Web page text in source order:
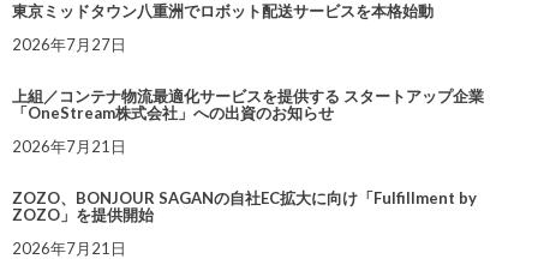
東京ミッドタウン八重洲でロボット配送サービスを本格始動
2026年7月27日
上組／コンテナ物流最適化サービスを提供する スタートアップ企業
「OneStream株式会社」への出資のお知らせ
2026年7月21日
ZOZO、BONJOUR SAGANの自社EC拡大に向け「Fulfillment by
ZOZO」を提供開始
2026年7月21日